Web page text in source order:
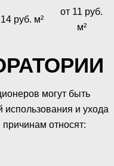
руб. м²
от 11 руб.
м²
могут быть
использования и ухода
относят: